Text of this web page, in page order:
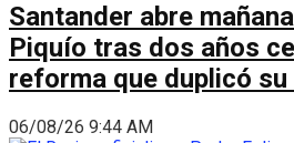
Santander abre
Piquío tras dos años
reforma que duplicó
06/08/26 9:44 AM